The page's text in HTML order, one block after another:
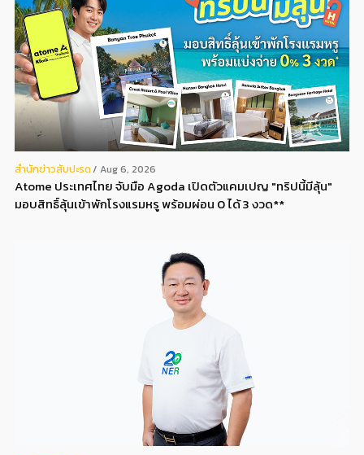
สํานักข่าวสับปะรด Aug 6, 2026
Atome ประเทศไทย จับมือ Agoda เปิดตัวแคมเปญ "ทริปนี้มีลุ้น"
มอบสิทธิ์ลุ้นเข้าพักโรงแรมหรู พร้อมผ่อน 0 ได้ 3 งวด**